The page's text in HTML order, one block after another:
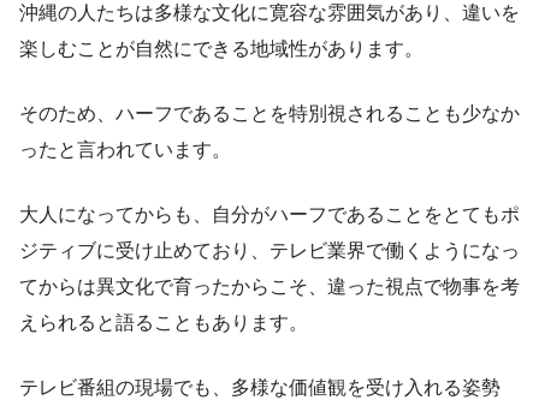
沖縄の人たちは多様な文化に寛容な雰囲気があり、違いを
楽しむことが自然にできる地域性があります。
そのため、ハーフであることを特別視されることも少なか
ったと言われています。
大人になってからも、自分がハーフであることをとてもポ
ジティブに受け止めており、テレビ業界で働くようになっ
てからは異文化で育ったからこそ、違った視点で物事を考
えられると語ることもあります。
テレビ番組の現場でも、多様な価値観を受け入れる姿勢